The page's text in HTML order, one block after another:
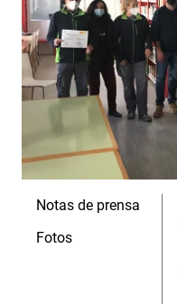
Notas de prensa
Fotos